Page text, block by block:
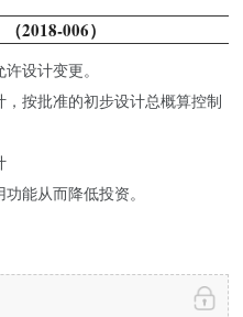
2018-006）
设计变更。
按批准的初步设计总概算控制
能从而降低投资。